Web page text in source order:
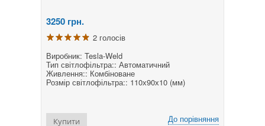
3250 грн.
2 голосів
Виробник: Tesla-Weld
Тип світлофільтра:: Автоматичний
Живлення:: Комбіноване
Розмір світлофільтра:: 110х90х10 (мм)
До порівняння
Купити